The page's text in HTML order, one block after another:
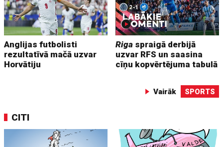
Anglijas futbolisti
rezultatīvā mačā uzvar
Horvātiju
Riga spraigā derbijā
uzvar RFS un saasina
cīņu kopvērtējuma tabulā
Vairāk SPORTS
CITI